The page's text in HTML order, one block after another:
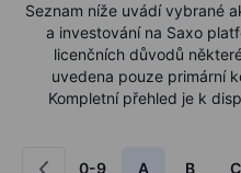
Seznam níže uvádí vybrané
a investování na Saxo
licenčních důvodů
uvedena pouze primární
Kompletní přehled je k
0-9 A B C